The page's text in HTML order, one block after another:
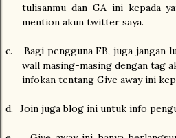
tulisanmu dan GA ini kepada
mention akun twitter saya.
c.
Bagi pengguna FB, juga jangan
wall masing-masing dengan tag
infokan tentang Give away ini
d. Join juga blog ini untuk info